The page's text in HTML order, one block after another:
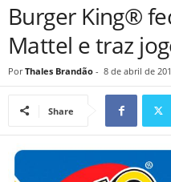
Burger King®
Mattel e traz
Por Thales Brandão - 8 de abril de
Share